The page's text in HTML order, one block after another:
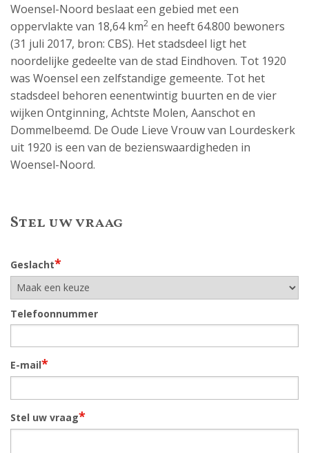
Woensel-Noord beslaat een gebied met een
oppervlakte van 18,64 km2 en heeft 64.800 bewoners
(31 juli 2017, bron: CBS). Het stadsdeel ligt het
noordelijke gedeelte van de stad Eindhoven. Tot 1920
was Woensel een zelfstandige gemeente. Tot het
stadsdeel behoren eenentwintig buurten en de vier
wijken Ontginning, Achtste Molen, Aanschot en
Dommelbeemd. De Oude Lieve Vrouw van Lourdeskerk
uit 1920 is een van de bezienswaardigheden in
Woensel-Noord.
Stel uw vraag
Geslacht*
Telefoonnummer
E-mail*
Stel uw vraag*